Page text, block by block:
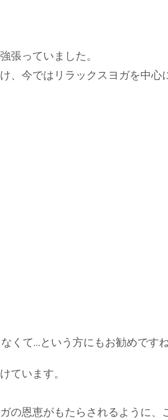
張っていました。
、今ではリラックスヨガを中心
くて…という方にもお勧めですね
ています。
の恩恵がもたらされるように、